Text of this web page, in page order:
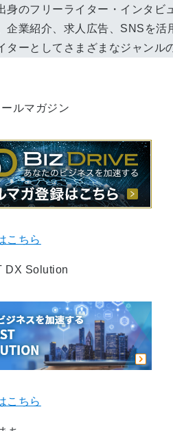
身のフリーライター・インタビ
企業紹介、求人広告、SNSを
ターとしてさまざまなジャンル
ルマガジン
こちら
DX Solution
こちら